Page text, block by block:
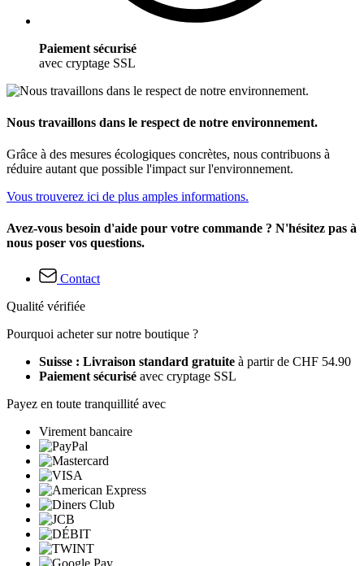
Paiement sécurisé
avec cryptage SSL
Nous travaillons dans le respect de notre environnement.
Grâce à des mesures écologiques concrètes, nous contribuons à
réduire autant que possible l'impact sur l'environnement.
Vous trouverez ici de plus amples informations.
Avez-vous besoin d'aide pour votre commande ? N'hésitez pas à
nous poser vos questions.
Contact
Qualité vérifiée
Pourquoi acheter sur notre boutique ?
Suisse : Livraison standard gratuite à partir de CHF 54.90
Paiement sécurisé avec cryptage SSL
Payez en toute tranquillité avec
Virement bancaire